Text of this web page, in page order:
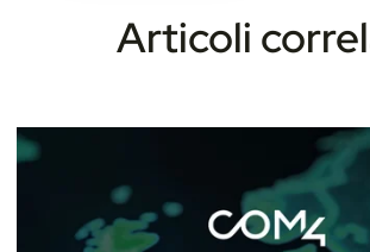
Articoli